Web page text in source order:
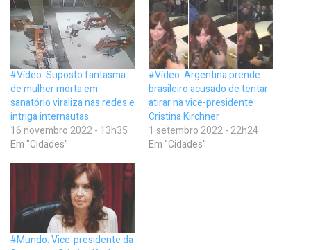
#Vídeo: Suposto fantasma
de mulher morta em
sanatório viraliza nas redes e
intriga internautas
16 novembro 2022 - 13h35
Em "Cidades"
#Vídeo: Argentina prende
brasileiro acusado de tentar
atirar na vice-presidente
Cristina Kirchner
1 setembro 2022 - 22h24
Em "Cidades"
#Mundo: Vice-presidente da